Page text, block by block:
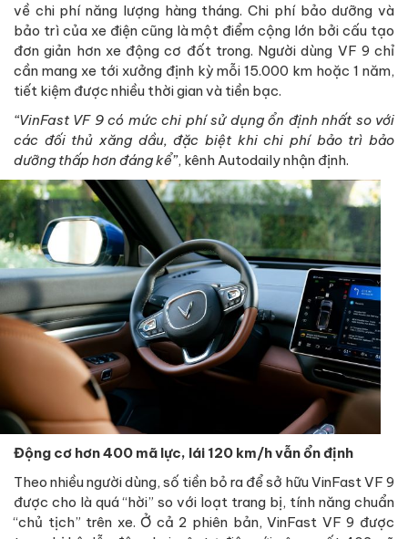
về chi phí năng lượng hàng tháng. Chi phí bảo dưỡng và
bảo trì của xe điện cũng là một điểm cộng lớn bởi cấu tạo
đơn giản hơn xe động cơ đốt trong. Người dùng VF 9 chỉ
cần mang xe tới xưởng định kỳ mỗi 15.000 km hoặc 1 năm,
tiết kiệm được nhiều thời gian và tiền bạc.
“VinFast VF 9 có mức chi phí sử dụng ổn định nhất so với
các đối thủ xăng dầu, đặc biệt khi chi phí bảo trì bảo
dưỡng thấp hơn đáng kể”, kênh Autodaily nhận định.
Động cơ hơn 400 mã lực, lái 120 km/h vẫn ổn định
Theo nhiều người dùng, số tiền bỏ ra để sở hữu VinFast VF 9
được cho là quá “hời” so với loạt trang bị, tính năng chuẩn
“chủ tịch” trên xe. Ở cả 2 phiên bản, VinFast VF 9 được